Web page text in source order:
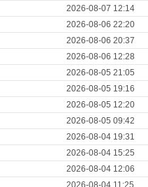
2026-08-07 12:14
2026-08-06 22:20
2026-08-06 20:37
2026-08-06 12:28
2026-08-05 21:05
2026-08-05 19:16
2026-08-05 12:20
2026-08-05 09:42
2026-08-04 19:31
2026-08-04 15:25
2026-08-04 12:06
2026-08-04 11:25